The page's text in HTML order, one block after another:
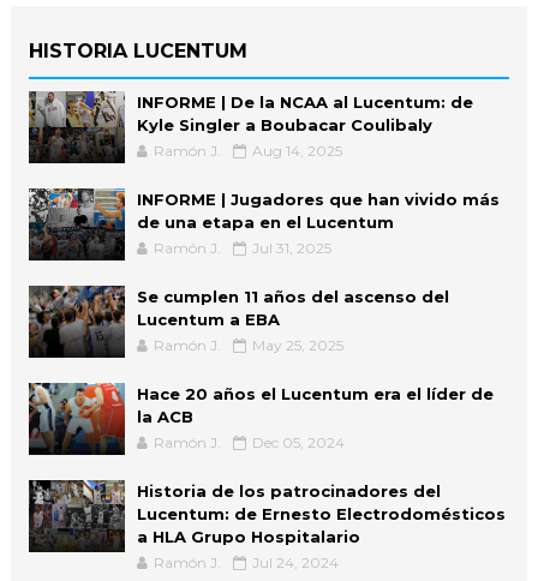
HISTORIA LUCENTUM
INFORME | De la NCAA al Lucentum: de
Kyle Singler a Boubacar Coulibaly
Ramón J. Aug 14, 2025
INFORME | Jugadores que han vivido más
de una etapa en el Lucentum
Ramón J. Jul 31, 2025
Se cumplen 11 años del ascenso del
Lucentum a EBA
Ramón J. May 25, 2025
Hace 20 años el Lucentum era el líder de
la ACB
Ramón J. Dec 05, 2024
Historia de los patrocinadores del
Lucentum: de Ernesto Electrodomésticos
a HLA Grupo Hospitalario
Ramón J. Jul 24, 2024